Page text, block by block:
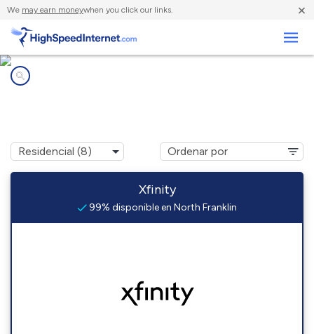
We may earn moneywhen you click our links. ×
Xfinity
99% disponible en North Franklin